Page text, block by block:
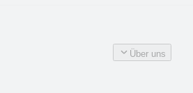
Über uns